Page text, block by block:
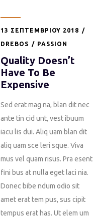
13 ΣΕΠΤΕΜΒΡΊΟΥ 2018
DREBOS PASSION
Quality Doesn’t
Have To Be
Expensive
Sed erat mag na, blan dit nec
ante tin cid unt, vest ibuum
iacu lis dui. Aliq uam blan dit
aliq uam sce leri sque. Viva
mus vel quam risus. Pra esent
fini bus at nulla eget laci nia.
Donec bibe ndum odio sit
amet erat tem pus, sus cipit
tempus erat has. Ut elem um